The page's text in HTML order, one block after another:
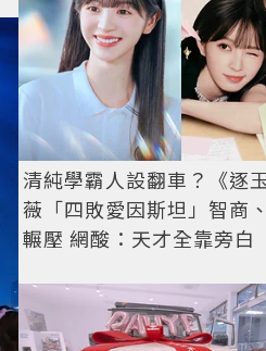
清純學霸人設翻車？《逐
薇「四敗愛因斯坦」智商
輾壓 網酸：天才全靠旁白